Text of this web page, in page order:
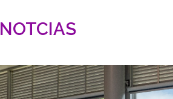
NOTCIAS